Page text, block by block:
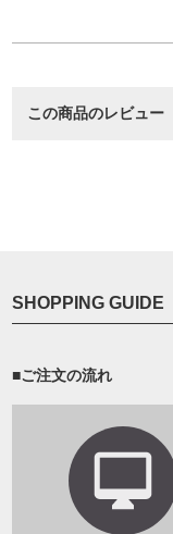
この商品のレビュー
SHOPPING GUIDE
■ご注文の流れ